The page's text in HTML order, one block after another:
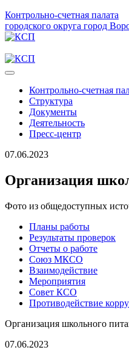
Контрольно-счетная палата
городского округа город
Контрольно-счетная
Структура
Документы
Деятельность
Пресс-центр
07.06.2023
Организация
Фото из общедоступных
Планы работы
Результаты проверок
Отчеты о работе
Союз МКСО
Взаимодействие
Мероприятия
Совет КСО
Противодействие
Организация школьного
07.06.2023